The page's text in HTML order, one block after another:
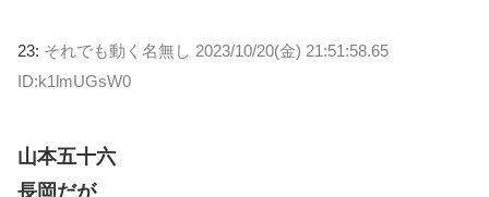
23: それでも動く名無し 2023/10/20(金) 21:51:58.65
ID:k1lmUGsW0
山本五十六
長岡だが